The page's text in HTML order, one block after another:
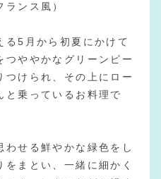
ンス風）
る5月から初夏にかけて
つややかなグリーンピー
つけられ、その上にロー
と乗っているお料理で
わせる鮮やかな緑色をし
まとい、一緒に細かく